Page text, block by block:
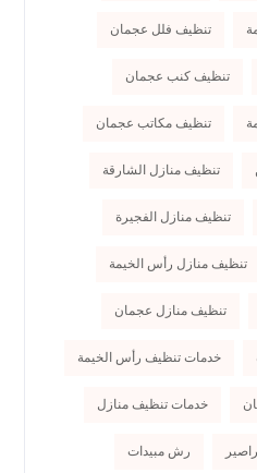
تنظيف فلل عجمان
تنظيف كنب عجمان
تنظيف مكاتب عجمان
تنظيف منازل الشارقة
تنظيف منازل الفجيرة
تنظيف منازل رأس الخيمة
تنظيف منازل عجمان
خدمات تنظيف رأس الخيمة
خدمات تنظيف منازل
رش مبيدات